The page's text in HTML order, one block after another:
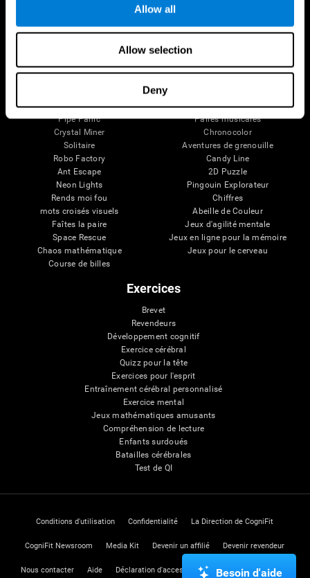
Allow all
Allow selection
Deny
Taxonomie SG4D
Jeux Pour Le Cerveau
Fruit Frenzy
Pipe Panic
Crystal Miner
Solitaire
Robo Factory
Ant Escape
Neon Lights
Rends moi fou
mots croisés visuels
Faîtes la paire
Space Rescue
Chaos mathématique
Course de billes
Trouvez votre animal de compagnie
Paires musicales
Chronocolor
Aventures de grenouille
Candy Line
2D Puzzle
Pingouin Explorateur
Chiffres
Abeille de Couleur
Jeux d'agilité mentale
Jeux en ligne pour la mémoire
Jeux pour le cerveau
Exercices
Brevet
Revendeurs
Développement cognitif
Exercice cérébral
Quizz pour la tête
Exercices pour l'esprit
Entraînement cérébral personnalisé
Exercice mental
Jeux mathématiques amusants
Compréhension de lecture
Enfants surdoués
Batailles cérébrales
Test de QI
Conditions d'utilisation Confidentialité La Direction de CogniFit
CogniFit Newsroom Media Kit Devenir un affilié Devenir revendeur
Nous contacter Aide Déclaration d'accessibilité Centre de Confiance
Besoin d'aide